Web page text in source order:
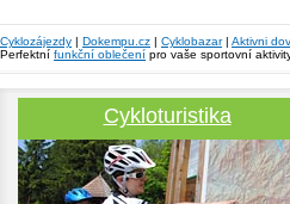
Cyklozájezdy | Dokempu.cz | Cyklobazar| Aktivni
Perfektní funkční oblečení pro vaše sportovní
Cykloturistika